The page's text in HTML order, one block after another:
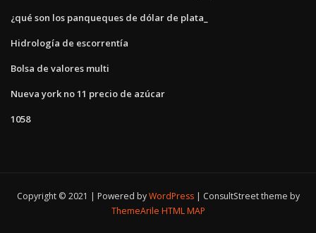
¿qué son los panqueques de dólar de plata_
Hidrología de escorrentía
Bolsa de valores multi
Nueva york no 11 precio de azúcar
1058
Copyright © 2021 | Powered byWordPress
ConsultStreet theme by
ThemeArile HTML MAP